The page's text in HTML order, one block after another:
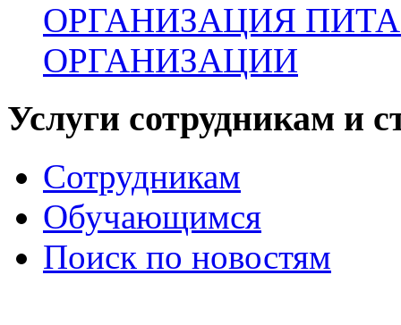
ОРГАНИЗАЦИЯ
ОРГАНИЗАЦИИ
Услуги сотрудникам и
Сотрудникам
Обучающимся
Поиск по новостям